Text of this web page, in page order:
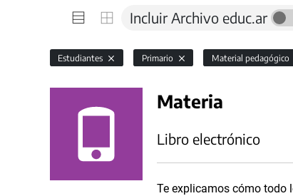
Incluir Archivo educ.ar
Estudiantes Primario Material pedagógico
Materia
Libro electrónico
Te explicamos cómo todo